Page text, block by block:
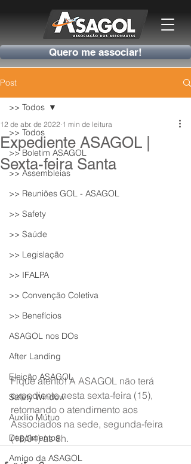
Quero me associar!
Post
>> Todos
>> Boletim ASAGOL
>> Assembleias
>> Reuniões GOL - ASAGOL
>> Safety
>> Saúde
>> Legislação
>> IFALPA
>> Convenção Coletiva
>> Benefícios
ASAGOL nos DOs
After Landing
Eleição ASAGOL
Safety Window
Auxílio Mútuo
Depoimentos
Amigo da ASAGOL
>> Todos
Expediente ASAGOL |
Sexta-feira Santa
12 de abr. de 2022 1 min de leitura
Fique atento! A ASAGOL não terá
expediente nesta sexta-feira (15),
retomando o atendimento aos
Associados na sede, segunda-feira
(18/04) às 8h.